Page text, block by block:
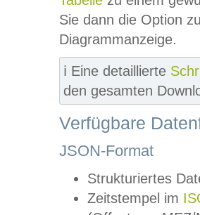
Sie dann die Option
Diagrammanzeige.
ℹ️ Eine detaillierte
den gesamten
Verfügbare
JSON-Format
Strukturiertes
Zeitstempel im